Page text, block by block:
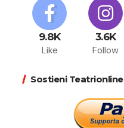
9.8K
Like
3.6K
Follow
Sostieni Teatrionline